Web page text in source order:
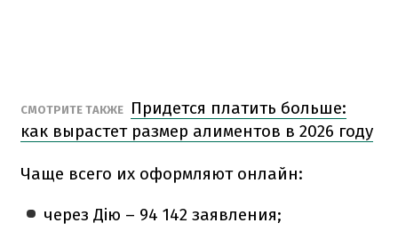
СМОТРИТЕ ТАКЖЕ
Придется платить больше:
как вырастет размер алиментов в 2026 году
Чаще всего их оформляют онлайн:
через Дію – 94 142 заявления;